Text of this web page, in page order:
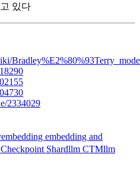
있다
2334029
embedding embedding and
Checkpoint Shardllm CTMllm